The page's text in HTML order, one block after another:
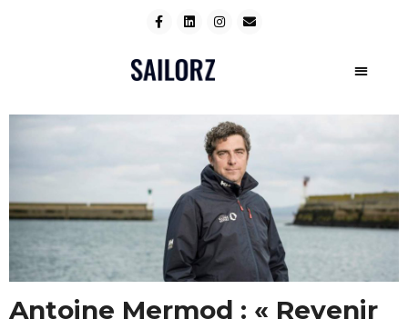
Antoine Mermod : « Revenir